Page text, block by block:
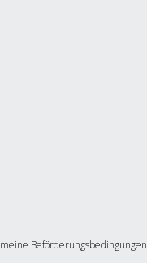
Beförderungsbedingungen